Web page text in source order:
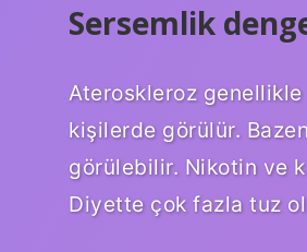
Sersemlik
Ateroskleroz
kişilerde görülür.
görülebilir. Nikotin ve
Diyette çok fazla tuz